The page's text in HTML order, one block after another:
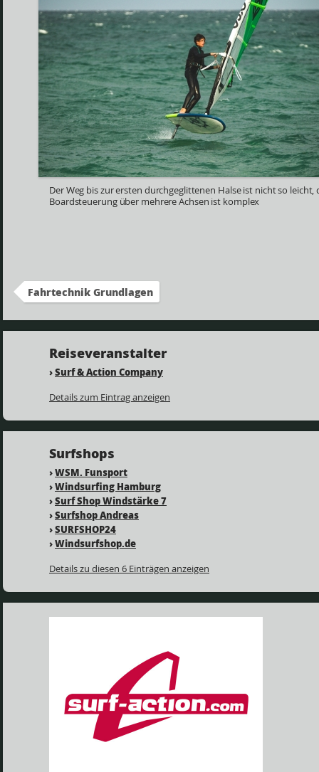
Der Weg bis zur ersten durchgeglittenen Halse ist nicht so leicht,
Boardsteuerung über mehrere Achsen ist komplex
Fahrtechnik Grundlagen
Reiseveranstalter
›Surf & Action Company
Details zum Eintrag anzeigen
Surfshops
›WSM. Funsport
›Windsurfing Hamburg
›Surf Shop Windstärke 7
›Surfshop Andreas
›SURFSHOP24
›Windsurfshop.de
Details zu diesen 6 Einträgen anzeigen